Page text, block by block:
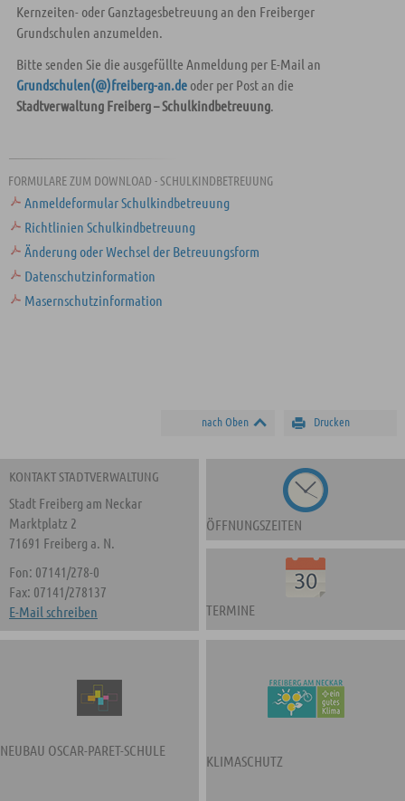
Kernzeiten- oder Ganztagesbetreuung an den Freiberger
Grundschulen anzumelden.
Bitte senden Sie die ausgefüllte Anmeldung per E-Mail an
Grundschulen(@)freiberg-an.deoder per Post an die
Stadtverwaltung Freiberg – Schulkindbetreuung.
FORMULARE ZUM DOWNLOAD - SCHULKINDBETREUUNG
Anmeldeformular Schulkindbetreuung
Richtlinien Schulkindbetreuung
Änderung oder Wechsel der Betreuungsform
Datenschutzinformation
Masernschutzinformation
Drucken
nach Oben
KONTAKT STADTVERWALTUNG
Stadt Freiberg am Neckar
Marktplatz 2
71691 Freiberg a. N.
Fon: 07141/278-0
Fax: 07141/278137
E-Mail schreiben
ÖFFNUNGSZEITEN
TERMINE
NEUBAU OSCAR-PARET-SCHULE
KLIMASCHUTZ